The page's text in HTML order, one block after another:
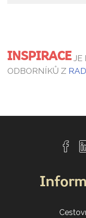
INSPIRACEJE
ODBORNÍKŮ Z